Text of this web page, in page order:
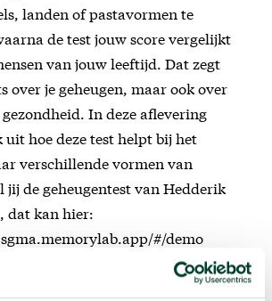
landen of pastavormen te
de test jouw score vergelijkt
van jouw leeftijd. Dat zegt
over je geheugen, maar ook over
In deze aflevering
hoe deze test helpt bij het
verschillende vormen van
jij de geheugentest van Hedderik
dat kan hier:
#/demo